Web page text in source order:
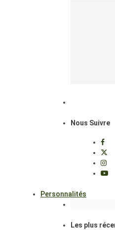
Nous Suivre
Personnalités
Les plus